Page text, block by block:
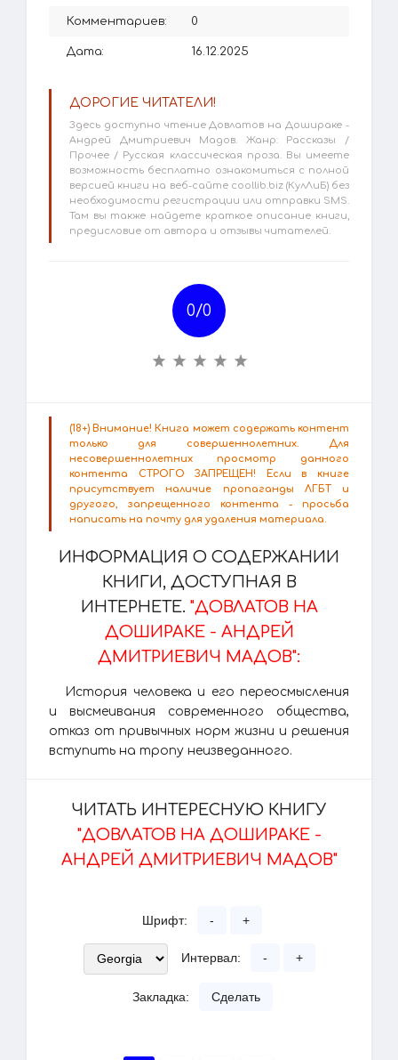
Комментариев: 0
Дата: 16.12.2025
ДОРОГИЕ ЧИТАТЕЛИ!
Здесь доступно чтение Довлатов на Дошираке -
Андрей Дмитриевич Мадов. Жанр: Рассказы /
Прочее / Русская классическая проза. Вы имеете
возможность бесплатно ознакомиться с полной
версией книги на веб-сайте coollib.biz (КулЛиБ) без
необходимости регистрации или отправки SMS.
Там вы также найдете краткое описание книги,
предисловие от автора и отзывы читателей.
0/0
(18+) Внимание! Книга может содержать контент
только для совершеннолетних. Для
несовершеннолетних просмотр данного
контента СТРОГО ЗАПРЕЩЕН! Если в книге
присутствует наличие пропаганды ЛГБТ и
другого, запрещенного контента - просьба
написать на почту для удаления материала.
ИНФОРМАЦИЯ О СОДЕРЖАНИИ
КНИГИ, ДОСТУПНАЯ В
ИНТЕРНЕТЕ. "ДОВЛАТОВ НА
ДОШИРАКЕ - АНДРЕЙ
ДМИТРИЕВИЧ МАДОВ":
История человека и его переосмысления
и высмеивания современного общества,
отказ от привычных норм жизни и решения
вступить на тропу неизведанного.
ЧИТАТЬ ИНТЕРЕСНУЮ КНИГУ
"ДОВЛАТОВ НА ДОШИРАКЕ -
АНДРЕЙ ДМИТРИЕВИЧ МАДОВ"
Шрифт: - +
Интервал: - +
Закладка: Сделать